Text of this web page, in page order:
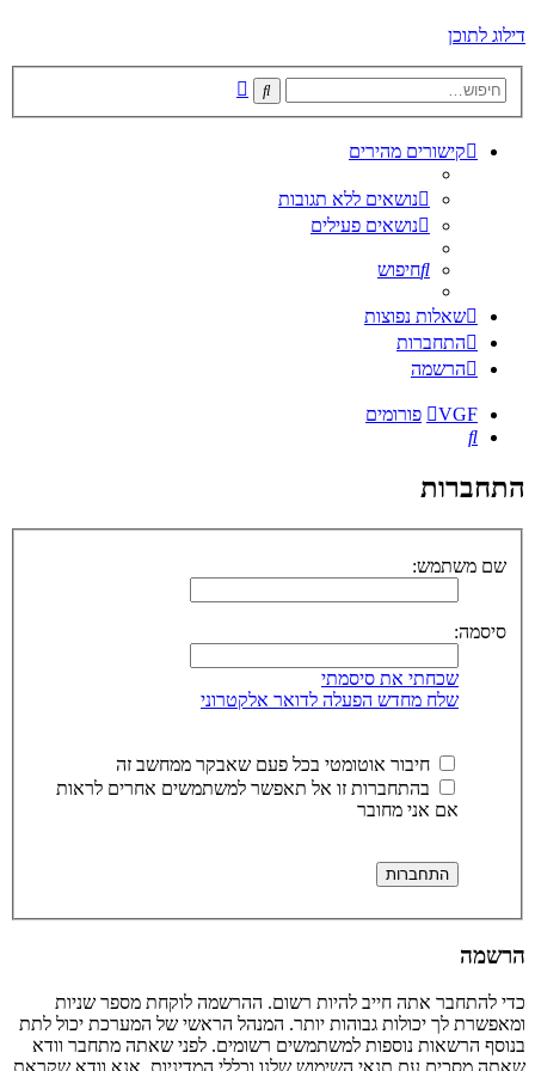
דילוג לתוכן
חיפוש
קישורים מהירים
נושאים ללא תגובות
נושאים פעילים
חיפוש
שאלות נפוצות
התחברות
הרשמה
VGF
פורומים
חיפוש
התחברות
שם משתמש:
סיסמה:
שכחתי את סיסמתי
שלח מחדש הפעלה לדואר אלקטרוני
חיבור אוטומטי בכל פעם שאבקר ממחשב זה
בהתחברות זו אל תאפשר למשתמשים אחרים לראות
אם אני מחובר
הרשמה
כדי להתחבר אתה חייב להיות רשום. ההרשמה לוקחת מספר שניות
ומאפשרת לך יכולות גבוהות יותר. המנהל הראשי של המערכת יכול לתת
בנוסף הרשאות נוספות למשתמשים רשומים. לפני שאתה מתחבר וודא
שאתה מסכים עם תנאי השימוש שלנו וכללי המדיניות. אנא וודא שקראת